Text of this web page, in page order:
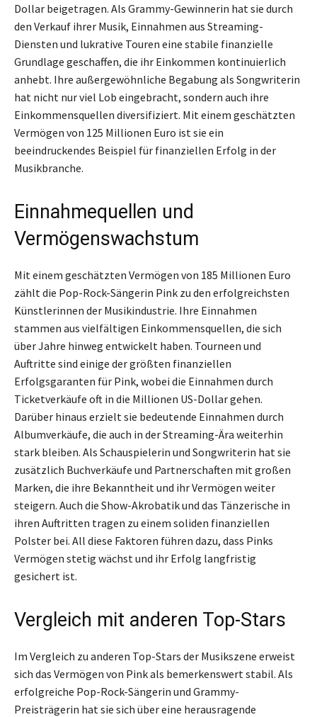
Dollar beigetragen. Als Grammy-Gewinnerin hat sie durch
den Verkauf ihrer Musik, Einnahmen aus Streaming-
Diensten und lukrative Touren eine stabile finanzielle
Grundlage geschaffen, die ihr Einkommen kontinuierlich
anhebt. Ihre außergewöhnliche Begabung als Songwriterin
hat nicht nur viel Lob eingebracht, sondern auch ihre
Einkommensquellen diversifiziert. Mit einem geschätzten
Vermögen von 125 Millionen Euro ist sie ein
beeindruckendes Beispiel für finanziellen Erfolg in der
Musikbranche.
Einnahmequellen und
Vermögenswachstum
Mit einem geschätzten Vermögen von 185 Millionen Euro
zählt die Pop-Rock-Sängerin Pink zu den erfolgreichsten
Künstlerinnen der Musikindustrie. Ihre Einnahmen
stammen aus vielfältigen Einkommensquellen, die sich
über Jahre hinweg entwickelt haben. Tourneen und
Auftritte sind einige der größten finanziellen
Erfolgsgaranten für Pink, wobei die Einnahmen durch
Ticketverkäufe oft in die Millionen US-Dollar gehen.
Darüber hinaus erzielt sie bedeutende Einnahmen durch
Albumverkäufe, die auch in der Streaming-Ära weiterhin
stark bleiben. Als Schauspielerin und Songwriterin hat sie
zusätzlich Buchverkäufe und Partnerschaften mit großen
Marken, die ihre Bekanntheit und ihr Vermögen weiter
steigern. Auch die Show-Akrobatik und das Tänzerische in
ihren Auftritten tragen zu einem soliden finanziellen
Polster bei. All diese Faktoren führen dazu, dass Pinks
Vermögen stetig wächst und ihr Erfolg langfristig
gesichert ist.
Vergleich mit anderen Top-Stars
Im Vergleich zu anderen Top-Stars der Musikszene erweist
sich das Vermögen von Pink als bemerkenswert stabil. Als
erfolgreiche Pop-Rock-Sängerin und Grammy-
Preisträgerin hat sie sich über eine herausragende